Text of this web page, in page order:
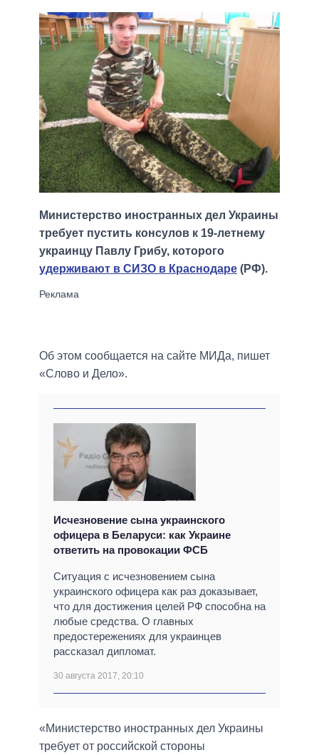
Министерство иностранных дел Украины
требует пустить консулов к 19-летнему
украинцу Павлу Грибу, которого
удерживают в СИЗО в Краснодаре (РФ).
Об этом сообщается на сайте МИДа, пишет
«Слово и Дело».
Исчезновение сына украинского
офицера в Беларуси: как Украине
ответить на провокации ФСБ
Ситуация с исчезновением сына
украинского офицера как раз доказывает,
что для достижения целей РФ способна на
любые средства. О главных
предостережениях для украинцев
рассказал дипломат.
30 августа 2017, 20:10
«Министерство иностранных дел Украины
требует от российской стороны